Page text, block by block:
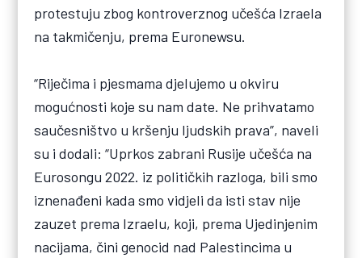
protestuju zbog kontroverznog učešća Izraela
na takmičenju, prema Euronewsu.
“Riječima i pjesmama djelujemo u okviru
mogućnosti koje su nam date. Ne prihvatamo
saučesništvo u kršenju ljudskih prava”, naveli
su i dodali: “Uprkos zabrani Rusije učešća na
Eurosongu 2022. iz političkih razloga, bili smo
iznenađeni kada smo vidjeli da isti stav nije
zauzet prema Izraelu, koji, prema Ujedinjenim
nacijama, čini genocid nad Palestincima u